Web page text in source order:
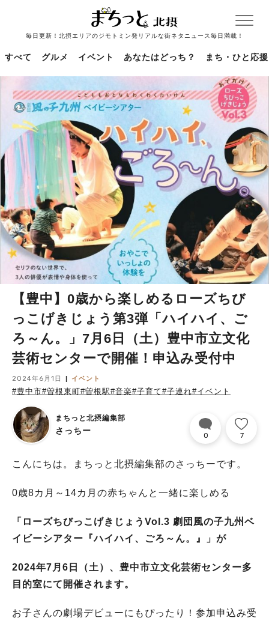
毎日更新！北摂エリアのジモトミン発リアルな街ネタニュース毎日満載！
すべて グルメ イベント あなたはどっち？ まち・ひと応援
【豊中】0歳から楽しめるローズちび
っこげきじょう第3弾「ハイハイ、ご
ろ～ん。」7月6日（土）豊中市立文化
芸術センターで開催！申込み受付中
2024年6月1日 イベント
#豊中市#曽根東町#曽根駅#音楽#子育て#子連れ#イベント
まちっと北摂編集部
さっちー 0 7
こんにちは。まちっと北摂編集部のさっちーです。
0歳8カ月～14カ月の赤ちゃんと一緒に楽しめる
「ローズちびっこげきじょうVol.3 劇団風の子九州ベ
イビーシアター『ハイハイ、ごろ～ん。』」が
2024年7月6日（土）、豊中市立文化芸術センター多
目的室にて開催されます。
お子さんの劇場デビューにもぴったり！参加申込み受